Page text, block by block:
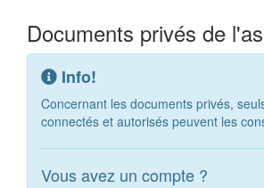
Documents privés de
Info!
Concernant les documents privés,
connectés et autorisés peuvent les
Vous avez un compte ?